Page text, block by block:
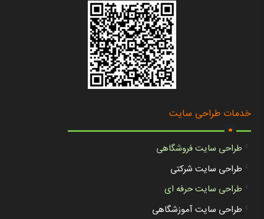
خدمات طراحی سایت
.
طراحی سایت فروشگاهی
طراحی سایت شرکتی
طراحی سایت حرفه ای
طراحی سایت آموزشگاهی